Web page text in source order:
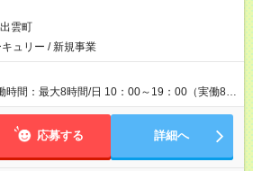
給」があり、仕事での成果にあわせて昇給しま
いる人は、上長の裁量でさらにプラスの昇給
や成長が収入につながる環境です。 【試用
り 試用期間の長さ：3ヶ月 雇用形態、給与は
す。
雲町
ュリー / 新規事業
時間/日 10：00～19：00（実働8時
務地により、異なる場合あり ＼残業は月平
すい環境になるよう「働き方改革」を推進中
ぜひご応募ください♪
応募する 詳細へ